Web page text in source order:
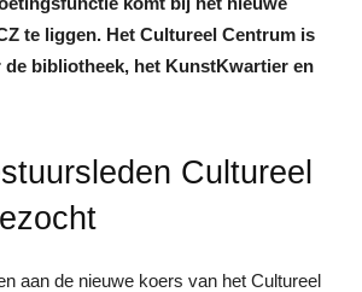
te liggen. Het Cultureel Centrum is
bibliotheek, het KunstKwartier en
Cultureel
aan de nieuwe koers van het Cultureel